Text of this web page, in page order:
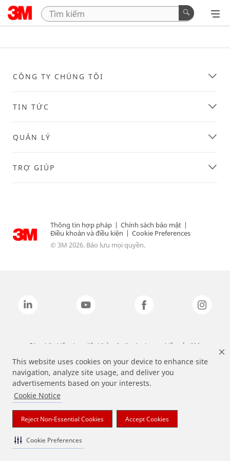
This website uses cookies on your device to enhance site
navigation, analyze site usage, and deliver you
advertisements based on your interests.
Cookie Notice
Reject Non-Essential Cookies Accept Cookies
Cookie Preferences
CÔNG TY CHÚNG TÔI
TIN TỨC
QUẢN LÝ
TRỢ GIÚP
Thông tin hợp pháp | Chính sách bảo mật |
Điều khoản và điều kiện | Cookie Preferences
© 3M 2026. Bảo lưu mọi quyền.
Các nhãn hiệu được liệt kê ở trên là các thương hiệu của 3M.